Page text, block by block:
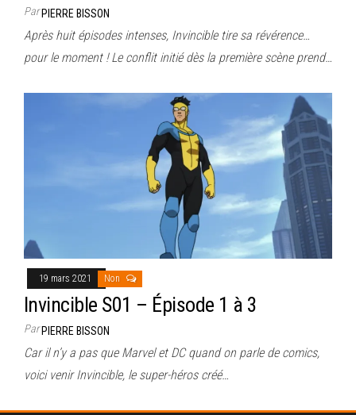
ParPIERRE BISSON
Après huit épisodes intenses, Invincible tire sa révérence…
pour le moment ! Le conflit initié dès la première scène prend…
19 mars 2021 Non
Invincible S01 – Épisode 1 à 3
ParPIERRE BISSON
Car il n’y a pas que Marvel et DC quand on parle de comics,
voici venir Invincible, le super-héros créé…